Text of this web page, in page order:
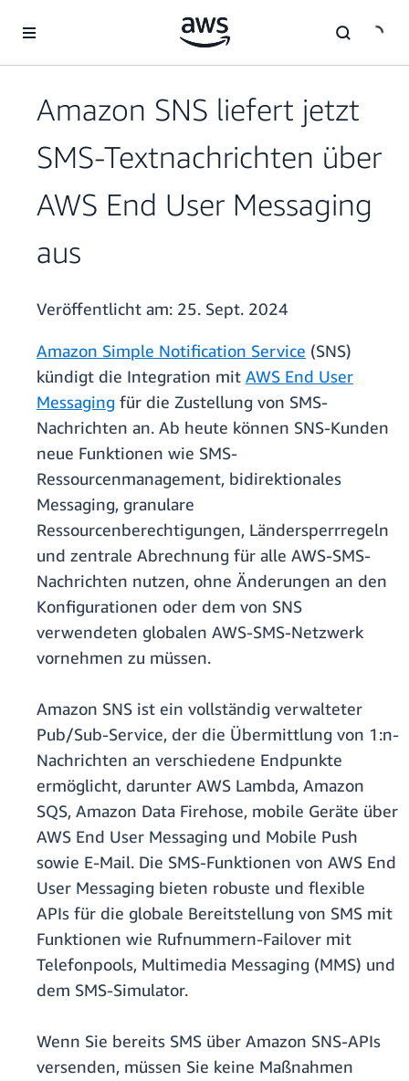
Überspringen zum Hauptinhalt
Amazon SNS liefert jetzt
SMS-Textnachrichten über
AWS End User Messaging
aus
Veröffentlicht am: 25. Sept. 2024
Amazon Simple Notification Service (SNS)
kündigt die Integration mit AWS End User
Messaging für die Zustellung von SMS-
Nachrichten an. Ab heute können SNS-Kunden
neue Funktionen wie SMS-
Ressourcenmanagement, bidirektionales
Messaging, granulare
Ressourcenberechtigungen, Ländersperrregeln
und zentrale Abrechnung für alle AWS-SMS-
Nachrichten nutzen, ohne Änderungen an den
Konfigurationen oder dem von SNS
verwendeten globalen AWS-SMS-Netzwerk
vornehmen zu müssen.
Amazon SNS ist ein vollständig verwalteter
Pub/Sub-Service, der die Übermittlung von 1:n-
Nachrichten an verschiedene Endpunkte
ermöglicht, darunter AWS Lambda, Amazon
SQS, Amazon Data Firehose, mobile Geräte über
AWS End User Messaging und Mobile Push
sowie E-Mail. Die SMS-Funktionen von AWS End
User Messaging bieten robuste und flexible
APIs für die globale Bereitstellung von SMS mit
Funktionen wie Rufnummern-Failover mit
Telefonpools, Multimedia Messaging (MMS) und
dem SMS-Simulator.
Wenn Sie bereits SMS über Amazon SNS-APIs
versenden, müssen Sie keine Maßnahmen